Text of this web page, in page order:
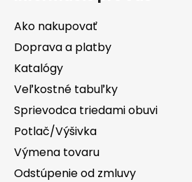
Ako nakupovať
Doprava a platby
Katalógy
Veľkostné tabuľky
Sprievodca triedami obuvi
Potlač/Výšivka
Výmena tovaru
Odstúpenie od zmluvy